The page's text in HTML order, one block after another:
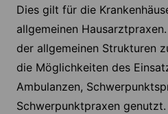
Dies gilt für die
allgemeinen
der allgemeinen Strukturen
die Möglichkeiten des
Ambulanzen,
Schwerpunktpraxen